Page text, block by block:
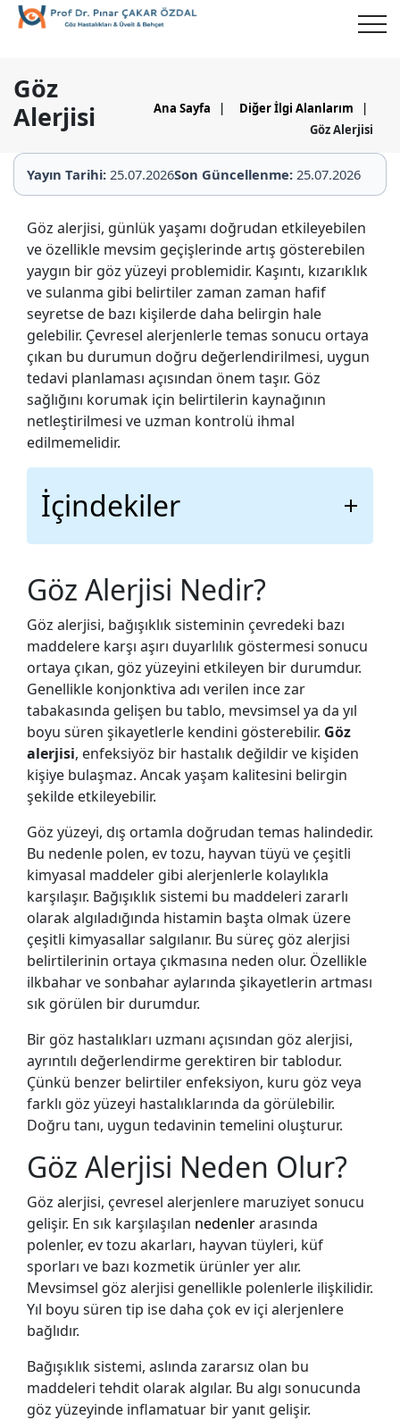
Göz
Alerjisi
Ana Sayfa | Diğer İlgi Alanlarım
|
Göz Alerjisi
Yayın Tarihi: 25.07.2026Son Güncellenme: 25.07.2026
Göz alerjisi, günlük yaşamı doğrudan etkileyebilen
ve özellikle mevsim geçişlerinde artış gösterebilen
yaygın bir göz yüzeyi problemidir. Kaşıntı, kızarıklık
ve sulanma gibi belirtiler zaman zaman hafif
seyretse de bazı kişilerde daha belirgin hale
gelebilir. Çevresel alerjenlerle temas sonucu ortaya
çıkan bu durumun doğru değerlendirilmesi, uygun
tedavi planlaması açısından önem taşır. Göz
sağlığını korumak için belirtilerin kaynağının
netleştirilmesi ve uzman kontrolü ihmal
edilmemelidir.
İçindekiler
Göz Alerjisi Belirtileri Nelerdir?
Göz Alerjisi Kaşıntı ve Kızarıklık Yapar mı?
Çocuklarda Göz Alerjisi Belirtileri
Lens Kullanımı Göz Alerjisini Etkiler mi?
Polen Alerjisi Gözleri Nasıl Etkiler?
Ev Tozu ve Akarlar Göz Alerjisine Neden
Olur mu?
Göz Alerjisi Tedavisi Nasıl Planlanır?
Göz Alerjisine İyi Gelen Uygulamalar
Göz Alerjisi Ne Zaman Uzman
Değerlendirmesi Gerektirir?
Göz Alerjisi ile Enfeksiyon Nasıl Ayırt
Edilir?
Göz Alerjisi Hakkında Sıkça Sorulan
Sorular
Göz Alerjisi Nedir?
Göz alerjisi, bağışıklık sisteminin çevredeki bazı
maddelere karşı aşırı duyarlılık göstermesi sonucu
ortaya çıkan, göz yüzeyini etkileyen bir durumdur.
Genellikle konjonktiva adı verilen ince zar
tabakasında gelişen bu tablo, mevsimsel ya da yıl
boyu süren şikayetlerle kendini gösterebilir. Göz
alerjisi, enfeksiyöz bir hastalık değildir ve kişiden
kişiye bulaşmaz. Ancak yaşam kalitesini belirgin
şekilde etkileyebilir.
Göz yüzeyi, dış ortamla doğrudan temas halindedir.
Bu nedenle polen, ev tozu, hayvan tüyü ve çeşitli
kimyasal maddeler gibi alerjenlerle kolaylıkla
karşılaşır. Bağışıklık sistemi bu maddeleri zararlı
olarak algıladığında histamin başta olmak üzere
çeşitli kimyasallar salgılanır. Bu süreç göz alerjisi
belirtilerinin ortaya çıkmasına neden olur. Özellikle
ilkbahar ve sonbahar aylarında şikayetlerin artması
sık görülen bir durumdur.
Bir göz hastalıkları uzmanı açısından göz alerjisi,
ayrıntılı değerlendirme gerektiren bir tablodur.
Çünkü benzer belirtiler enfeksiyon, kuru göz veya
farklı göz yüzeyi hastalıklarında da görülebilir.
Doğru tanı, uygun tedavinin temelini oluşturur.
Göz Alerjisi Neden Olur?
Göz alerjisi, çevresel alerjenlere maruziyet sonucu
gelişir. En sık karşılaşılan nedenlerarasında
polenler, ev tozu akarları, hayvan tüyleri, küf
sporları ve bazı kozmetik ürünler yer alır.
Mevsimsel göz alerjisi genellikle polenlerle ilişkilidir.
Yıl boyu süren tip ise daha çok ev içi alerjenlere
bağlıdır.
Bağışıklık sistemi, aslında zararsız olan bu
maddeleri tehdit olarak algılar. Bu algı sonucunda
göz yüzeyinde inflamatuar bir yanıt gelişir.